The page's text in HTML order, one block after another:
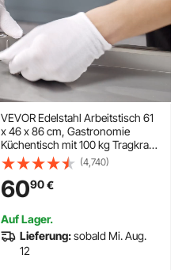
VEVOR Edelstahl Arbeitstisch 61
x 46 x 86 cm, Gastronomie
Küchentisch mit 100 kg Tragkraft,
Vorbereitungstisch mit 4
Verstellbaren Füßen, Serviertisch
Rollbar für Küche Bar &
Restaurant
(4,740)
6090€
Auf Lager.
Lieferung:sobald Mi. Aug.
12